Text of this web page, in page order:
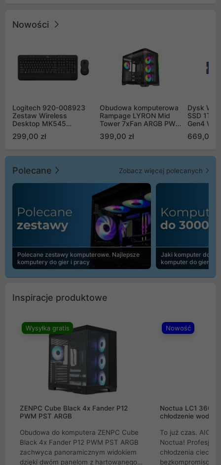
Nowości
Logitech 920-008923
Zestaw Wireless
Desktop MK545
299,00 zł
Obudowa komputerowa
Rampage LYRON Mid
Tower 7xFan ARGB PWM
399,00 zł
Dysk WD
SSD 1TB
Gen4
669,00
Polecane Zobacz więcej polecanych
Polecane zestawy komputerowe. Najlepsze
komputery do gier i pracy
Jaki komputer do
komputer do gier |
Inspiracje produktowe
Wysyłka gratis
ZENPC Cube Black 4x Fander P12
PWM PST ARGB
Obudowa do komputera ZENPC Cube
Black 4x Fander P12 PWM PST ARGB
zachwyca panoramicznym widokiem
dzięki dwóm panelom z hartowanego
Nowość
Noctua LC1
chłodzenie wodne
To już czas. AIO
Noctua!
chłodzenia cieczą